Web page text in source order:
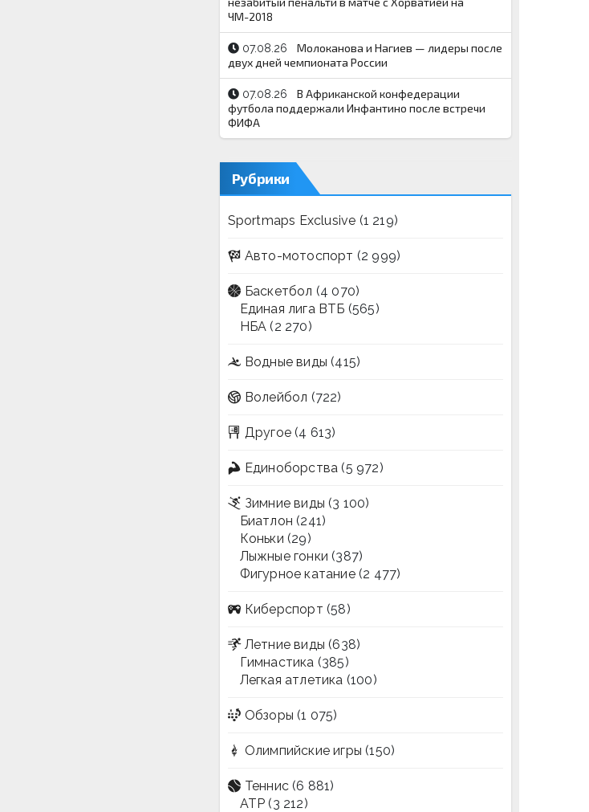
ЧМ-2018
07.08.26
Молоканова и Нагиев — лидеры после
двух дней чемпионата России
07.08.26
В Африканской конфедерации
футбола поддержали Инфантино после встречи
ФИФА
Рубрики
Sportmaps Exclusive (1 219)
Авто-мотоспорт (2 999)
Баскетбол (4 070)
Единая лига ВТБ (565)
НБА (2 270)
Водные виды (415)
Волейбол (722)
Другое (4 613)
Единоборства (5 972)
Зимние виды (3 100)
Биатлон (241)
Коньки (29)
Лыжные гонки (387)
Фигурное катание(2 477)
Киберспорт (58)
Летние виды (638)
Гимнастика (385)
Легкая атлетика (100)
Обзоры (1 075)
Олимпийские игры (150)
Теннис (6 881)
ATP (3 212)